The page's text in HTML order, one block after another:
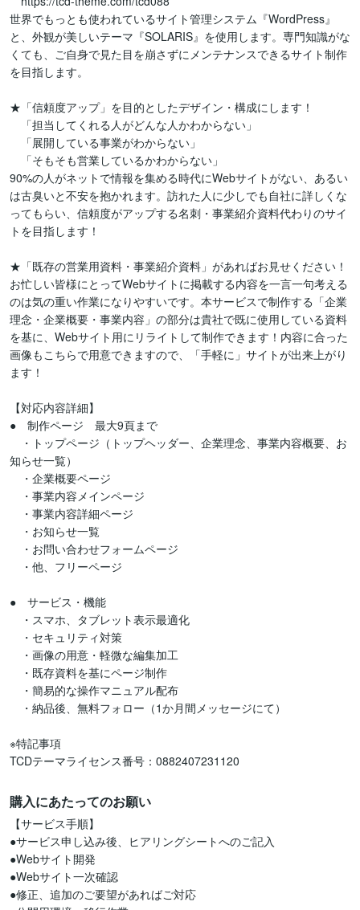
世界でもっとも使われているサイト管理システム『WordPress』
と、外観が美しいテーマ『SOLARIS』を使用します。専門知識がな
くても、ご自身で見た目を崩さずにメンテナンスできるサイト制作
を目指します。
★「信頼度アップ」を目的としたデザイン・構成にします！
「担当してくれる人がどんな人かわからない」
「展開している事業がわからない」
「そもそも営業しているかわからない」
90%の人がネットで情報を集める時代にWebサイトがない、あるい
は古臭いと不安を抱かれます。訪れた人に少しでも自社に詳しくな
ってもらい、信頼度がアップする名刺・事業紹介資料代わりのサイ
トを目指します！
★「既存の営業用資料・事業紹介資料」があればお見せください！
お忙しい皆様にとってWebサイトに掲載する内容を一言一句考える
のは気の重い作業になりやすいです。本サービスで制作する「企業
理念・企業概要・事業内容」の部分は貴社で既に使用している資料
を基に、Webサイト用にリライトして制作できます！内容に合った
画像もこちらで用意できますので、「手軽に」サイトが出来上がり
ます！
【対応内容詳細】
●　制作ページ　最大9頁まで
・トップページ（トップヘッダー、企業理念、事業内容概要、お
知らせ一覧）
・企業概要ページ
・事業内容メインページ
・事業内容詳細ページ
・お知らせ一覧
・お問い合わせフォームページ
・他、フリーページ
●　サービス・機能
・スマホ、タブレット表示最適化
・セキュリティ対策
・画像の用意・軽微な編集加工
・既存資料を基にページ制作
・簡易的な操作マニュアル配布
・納品後、無料フォロー（1か月間メッセージにて）
※特記事項
TCDテーマライセンス番号：0882407231120
購入にあたってのお願い
【サービス手順】
●サービス申し込み後、ヒアリングシートへのご記入
●Webサイト開発
●Webサイト一次確認
●修正、追加のご要望があればご対応